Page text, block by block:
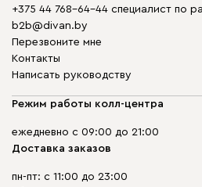
+375 44 768-64-44 специалист по
b2b@divan.by
Перезвоните мне
Контакты
Написать руководству
Режим работы колл-центра
ежедневно с 09:00 до 21:00
Доставка заказов
пн-пт: с 11:00 до 23:00